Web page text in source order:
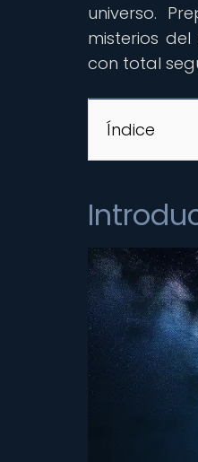
universo.
misterios
con total
Índice